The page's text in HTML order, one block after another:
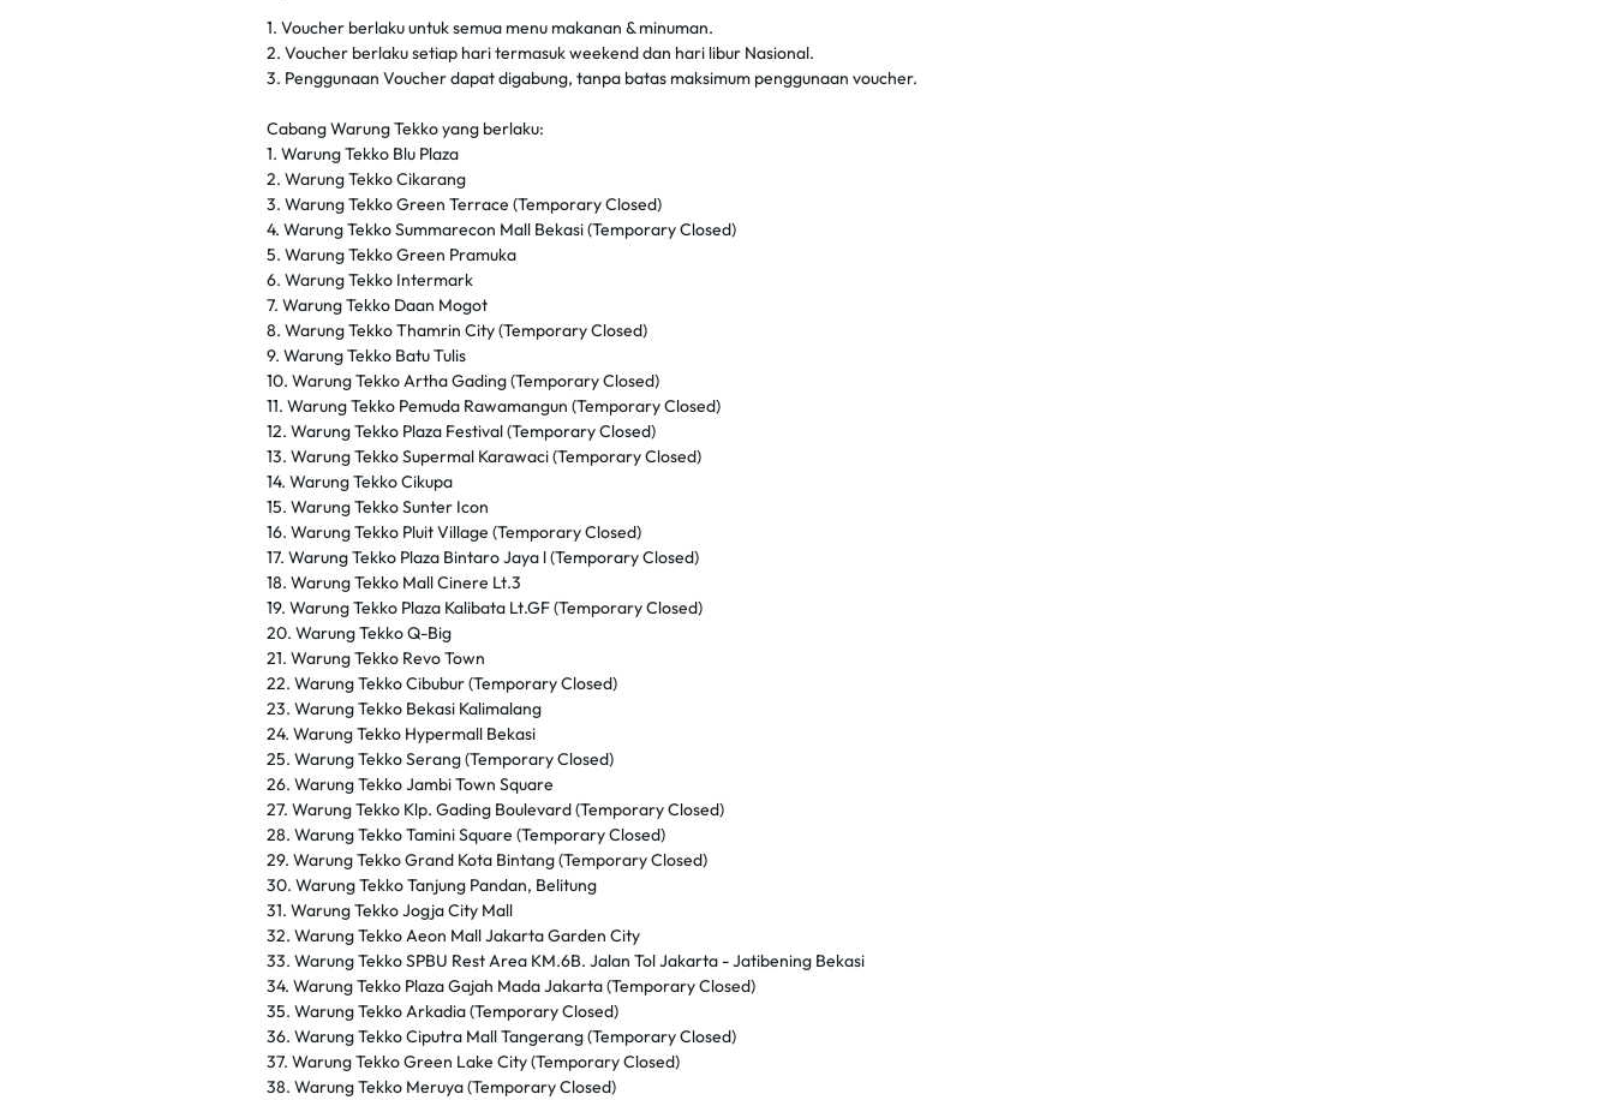
1. Voucher berlaku untuk semua menu makanan & minuman.
2. Voucher berlaku setiap hari termasuk weekend dan hari libur Nasional.
3. Penggunaan Voucher dapat digabung, tanpa batas maksimum penggunaan voucher.
Cabang Warung Tekko yang berlaku:
1. Warung Tekko Blu Plaza
2. Warung Tekko Cikarang
3. Warung Tekko Green Terrace (Temporary Closed)
4. Warung Tekko Summarecon Mall Bekasi (Temporary Closed)
5. Warung Tekko Green Pramuka
6. Warung Tekko Intermark
7. Warung Tekko Daan Mogot
8. Warung Tekko Thamrin City (Temporary Closed)
9. Warung Tekko Batu Tulis
10. Warung Tekko Artha Gading (Temporary Closed)
11. Warung Tekko Pemuda Rawamangun (Temporary Closed)
12. Warung Tekko Plaza Festival (Temporary Closed)
13. Warung Tekko Supermal Karawaci (Temporary Closed)
14. Warung Tekko Cikupa
15. Warung Tekko Sunter Icon
16. Warung Tekko Pluit Village (Temporary Closed)
17. Warung Tekko Plaza Bintaro Jaya l (Temporary Closed)
18. Warung Tekko Mall Cinere Lt.3
19. Warung Tekko Plaza Kalibata Lt.GF (Temporary Closed)
20. Warung Tekko Q-Big
21. Warung Tekko Revo Town
22. Warung Tekko Cibubur (Temporary Closed)
23. Warung Tekko Bekasi Kalimalang
24. Warung Tekko Hypermall Bekasi
25. Warung Tekko Serang (Temporary Closed)
26. Warung Tekko Jambi Town Square
27. Warung Tekko Klp. Gading Boulevard (Temporary Closed)
28. Warung Tekko Tamini Square (Temporary Closed)
29. Warung Tekko Grand Kota Bintang (Temporary Closed)
30. Warung Tekko Tanjung Pandan, Belitung
31. Warung Tekko Jogja City Mall
32. Warung Tekko Aeon Mall Jakarta Garden City
33. Warung Tekko SPBU Rest Area KM.6B. Jalan Tol Jakarta - Jatibening Bekasi
34. Warung Tekko Plaza Gajah Mada Jakarta (Temporary Closed)
35. Warung Tekko Arkadia (Temporary Closed)
36. Warung Tekko Ciputra Mall Tangerang (Temporary Closed)
37. Warung Tekko Green Lake City (Temporary Closed)
38. Warung Tekko Meruya (Temporary Closed)